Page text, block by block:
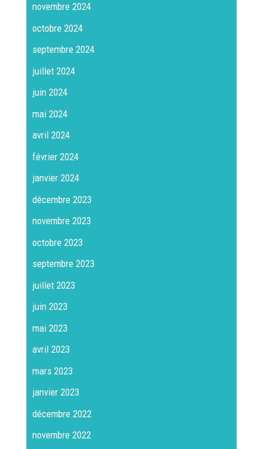
novembre 2024
octobre 2024
septembre 2024
juillet 2024
juin 2024
mai 2024
avril 2024
février 2024
janvier 2024
décembre 2023
novembre 2023
octobre 2023
septembre 2023
juillet 2023
juin 2023
mai 2023
avril 2023
mars 2023
janvier 2023
décembre 2022
novembre 2022